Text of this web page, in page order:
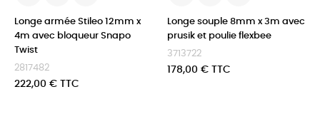
Longe armée Stileo 12mm x
4m avec bloqueur Snapo
Twist
2817482
Prix
222,00 € TTC
Longe souple 8mm x 3m avec
prusik et poulie flexbee
3713722
Prix
178,00 € TTC